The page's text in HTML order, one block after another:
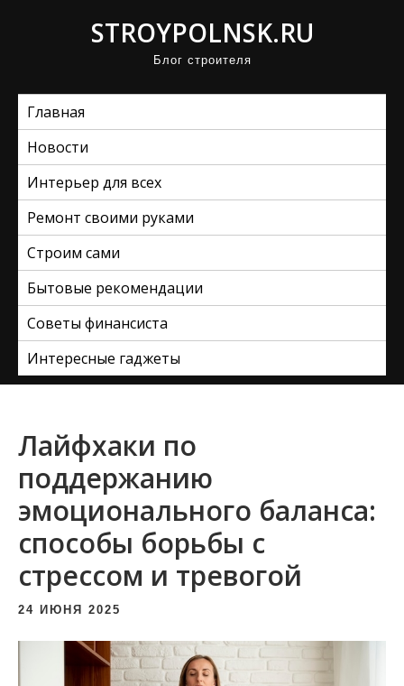
STROYPOLNSK.RU
Блог строителя
Главная
Новости
Интерьер для всех
Ремонт своими руками
Строим сами
Бытовые рекомендации
Советы финансиста
Интересные гаджеты
Лайфхаки по
поддержанию
эмоционального баланса:
способы борьбы с
стрессом и тревогой
24 ИЮНЯ 2025